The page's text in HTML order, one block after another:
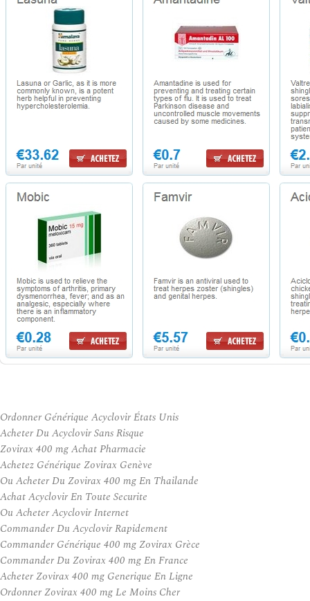
Ordonner Générique Acyclovir États Unis
Acheter Du Acyclovir Sans Risque
Zovirax 400 mg Achat Pharmacie
Achetez Générique Zovirax Genève
Ou Acheter Du Zovirax 400 mg En Thailande
Achat Acyclovir En Toute Securite
Ou Acheter Acyclovir Internet
Commander Du Acyclovir Rapidement
Commander Générique 400 mg Zovirax Grèce
Commander Du Zovirax 400 mg En France
Acheter Zovirax 400 mg Generique En Ligne
Ordonner Zovirax 400 mg Le Moins Cher